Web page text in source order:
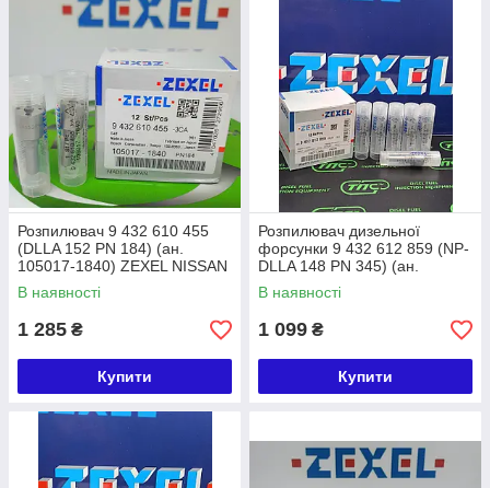
Розпилювач 9 432 610 455
(DLLA 152 PN 184) (ан.
105017-1840) ZEXEL NISSAN
, ISUZU
В наявності
1 285 ₴
Купити
Розпилювач дизельної
форсунки 9 432 612 859 (NP-
DLLA 148 PN 345) (ан.
105017-3450) ZEXEL
KOMATSU
В наявності
1 099 ₴
Купити